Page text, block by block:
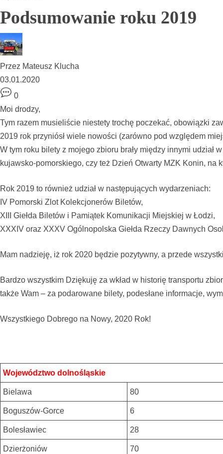
Podsumowanie roku 2019
Przez Mateusz Klucha
03.01.2020
0
Moi drodzy,
Tym razem musieliście niestety trochę poczekać, obowiązki
2019 rok przyniósł wiele nowości (zarówno pod względem
W tym roku bilety z mojego zbioru brały między innymi udział
kujawsko-pomorskiego, czy też Dzień Otwarty MZK Konin, na
Rok 2019 to również udział w następujących wydarzeniach:
IV Pomorski Zlot Kolekcjonerów Biletów,
XIII Giełda Biletów i Pamiątek Komunikacji Miejskiej w Łodzi,
XXXIV oraz XXXV Ogólnopolska Giełda Rzeczy Dawnych
Mam nadzieję, iż rok 2020 będzie pozytywny, a przede
Bardzo wszystkim Dziękuję za wkład w historię transportu
także Wam – za podarowane bilety, podesłane informacje,
Wszystkiego Dobrego na Nowy, 2020 Rok!
Województwo dolnośląskie
Bielawa 80
Boguszów-Gorce 6
Bolesławiec 28
Dzierżoniów 70